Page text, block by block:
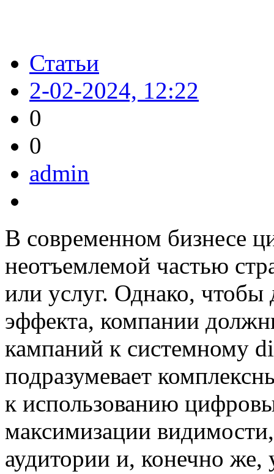
Статьи
2-02-2024, 12:22
0
0
admin
В современном бизнесе
неотъемлемой частью
или услуг. Однако, чтобы
эффекта, компании
кампаний к системному
подразумевает
к использованию
максимизации
аудитории и, конечно же,